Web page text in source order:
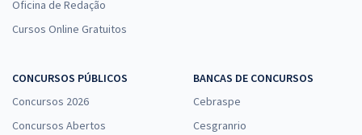
Oficina de Redação
Cursos Online Gratuitos
CONCURSOS PÚBLICOS
Concursos 2026
Concursos Abertos
BANCAS DE CONCURSOS
Cebraspe
Cesgranrio